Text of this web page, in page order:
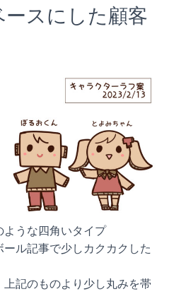
スにした顧客
うな四角いタイプ
ル記事で少しカクカクした
記のものより少し丸みを帯